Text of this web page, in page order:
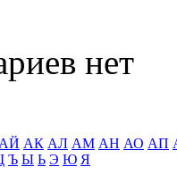
нет
АЙ АК АЛ АМ АН АО АП
Ъ Ы Ь Э Ю Я